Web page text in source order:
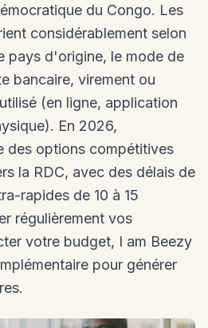
du Congo. Les
considérablement selon
pays d'origine, le mode de
bancaire, virement ou
(en ligne, application
En 2026,
des options compétitives
la RDC, avec des délais de
rapides de 10 à 15
régulièrement vos
votre budget, I am Beezy
pour générer